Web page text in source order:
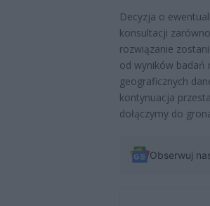
Decyzja o
konsultacji
rozwiązanie
od wyników badań
geograficznych
kontynuacja
dołączymy do
Obserwuj